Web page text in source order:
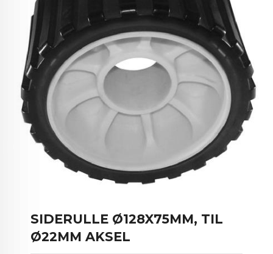
SIDERULLE Ø128X75MM, TIL
Ø22MM AKSEL